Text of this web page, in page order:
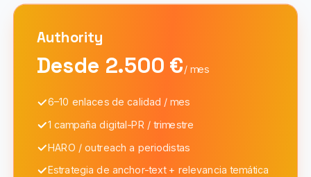
Authority
Desde 2.500 €/ mes
6–10 enlaces de calidad / mes
1 campaña digital-PR / trimestre
HARO / outreach a periodistas
Estrategia de anchor-text + relevancia temática